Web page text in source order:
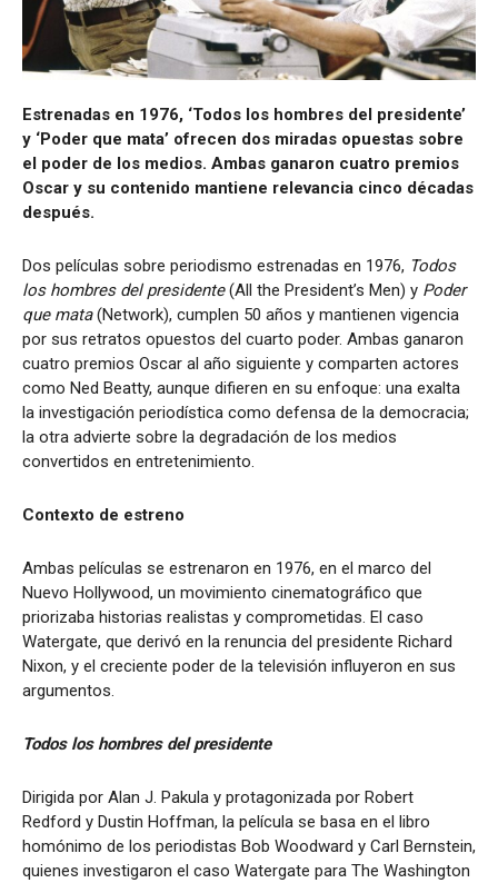
Estrenadas en 1976, ‘Todos los hombres del presidente’
y ‘Poder que mata’ ofrecen dos miradas opuestas sobre
el poder de los medios. Ambas ganaron cuatro premios
Oscar y su contenido mantiene relevancia cinco décadas
después.
Dos películas sobre periodismo estrenadas en 1976, Todos
los hombres del presidente(All the President’s Men) y Poder
que mata(Network), cumplen 50 años y mantienen vigencia
por sus retratos opuestos del cuarto poder. Ambas ganaron
cuatro premios Oscar al año siguiente y comparten actores
como Ned Beatty, aunque difieren en su enfoque: una exalta
la investigación periodística como defensa de la democracia;
la otra advierte sobre la degradación de los medios
convertidos en entretenimiento.
Contexto de estreno
Ambas películas se estrenaron en 1976, en el marco del
Nuevo Hollywood, un movimiento cinematográfico que
priorizaba historias realistas y comprometidas. El caso
Watergate, que derivó en la renuncia del presidente Richard
Nixon, y el creciente poder de la televisión influyeron en sus
argumentos.
Todos los hombres del presidente
Dirigida por Alan J. Pakula y protagonizada por Robert
Redford y Dustin Hoffman, la película se basa en el libro
homónimo de los periodistas Bob Woodward y Carl Bernstein,
quienes investigaron el caso Watergate para The Washington